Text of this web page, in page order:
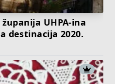
UHPA-ina
destinacija 2020.